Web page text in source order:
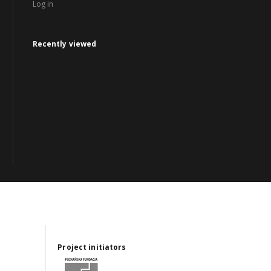
Log in
Recently viewed
Project initiators